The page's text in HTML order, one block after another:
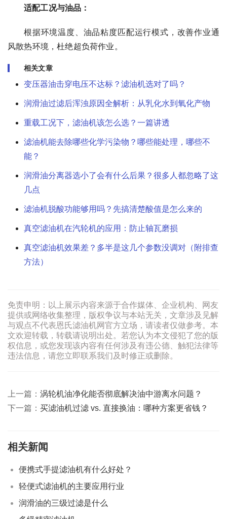
适配工况与油品：
根据环境温度、油品粘度匹配运行模式，改善作业通
风散热环境，杜绝超负荷作业。
相关文章
变压器油击穿电压不达标？滤油机选对了吗？
润滑油过滤后浑浊原因全解析：从乳化水到氧化产物
重载工况下，滤油机该怎么选？一篇讲透
滤油机能去除哪些化学污染物？哪些能处理，哪些不
能？
润滑油分离器选小了会有什么后果？很多人都忽略了这
几点
滤油机脱酸功能够用吗？先搞清楚酸值是怎么来的
真空滤油机在汽轮机的应用：防止轴瓦磨损
真空滤油机效果差？多半是这几个参数没调对（附排查
方法）
免责申明：以上展示内容来源于合作媒体、企业机构、网友
提供或网络收集整理，版权争议与本站无关，文章涉及见解
与观点不代表恩氏滤油机网官方立场，请读者仅做参考。本
文欢迎转载，转载请说明出处。若您认为本文侵犯了您的版
权信息，或您发现该内容有任何涉及有违公德、触犯法律等
违法信息，请您立即联系我们及时修正或删除。
上一篇： 涡轮机油净化能否彻底解决油中游离水问题？
下一篇： 买滤油机过滤 vs. 直接换油：哪种方案更省钱？
相关新闻
便携式手提滤油机有什么好处？
轻便式滤油机的主要应用行业
润滑油的三级过滤是什么